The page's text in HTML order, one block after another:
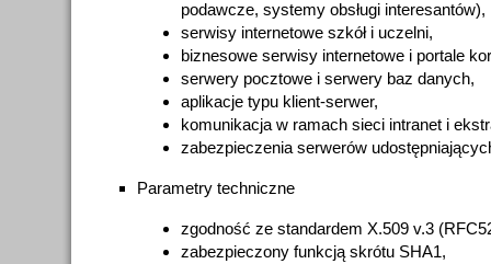
podawcze, systemy obsługi interesantów),
serwisy internetowe szkół i uczelni,
biznesowe serwisy internetowe i portale
serwery pocztowe i serwery baz danych,
aplikacje typu klient-serwer,
komunikacja w ramach sieci intranet i
zabezpieczenia serwerów
Parametry techniczne
zgodność ze standardem X.509 v.3
zabezpieczony funkcją skrótu SHA1,